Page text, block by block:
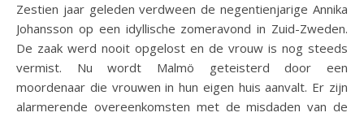
Zestien jaar geleden verdween de negentienjarige Annika
Johansson op een idyllische zomeravond in Zuid-Zweden.
De zaak werd nooit opgelost en de vrouw is nog steeds
vermist. Nu wordt Malmö geteisterd door een
moordenaar die vrouwen in hun eigen huis aanvalt. Er zijn
alarmerende overeenkomsten met de misdaden van de